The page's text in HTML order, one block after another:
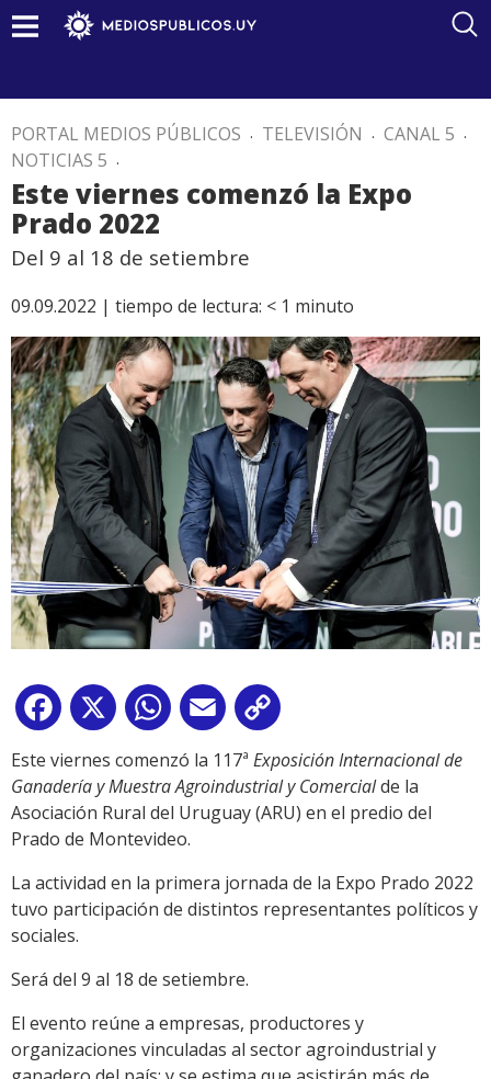
PORTAL MEDIOS PÚBLICOS . TELEVISIÓN . CANAL 5 .
NOTICIAS 5 .
Este viernes comenzó la Expo
Prado 2022
Del 9 al 18 de setiembre
09.09.2022 | tiempo de lectura: < 1 minuto
Facebook
X WhatsApp
Email
Link
Este viernes comenzó la 117ª Exposición Internacional de
Ganadería y Muestra Agroindustrial y Comercialde la
Asociación Rural del Uruguay (ARU) en el predio del
Prado de Montevideo.
La actividad en la primera jornada de la Expo Prado 2022
tuvo participación de distintos representantes políticos y
sociales.
Será del 9 al 18 de setiembre.
El evento reúne a empresas, productores y
organizaciones vinculadas al sector agroindustrial y